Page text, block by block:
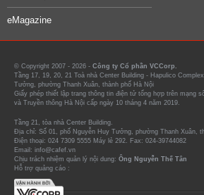
eMagazine
© Copyright 2007 - 2026 - Công ty Cổ phần VCCorp.
Tầng 17, 19, 20, 21 Toà nhà Center Building - Hapulico
Tưởng, phường Thanh Xuân, thành phố Hà Nội
Giấy phép thiết lập trang thông tin điện tử tổng hợp trên mạng
và Truyền thông Hà Nội cấp ngày 10 tháng 4 năm 2019.
Tầng 21, tòa nhà Center Building.
Địa chỉ: Số 01, phố Nguyễn Huy Tưởng, phường Thanh Xuân,
Điện thoại: 024 7309 5555 Máy lẻ 292. Fax: 024-39744082
Email: info@cafef.vn
Chịu trách nhiệm quản lý nội dung: Ông Nguyễn Thế Tân
Hỗ trợ quảng cáo :